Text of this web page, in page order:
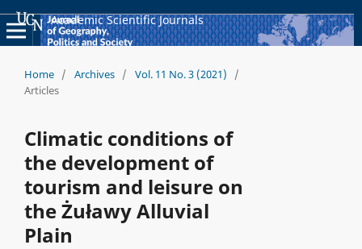
Academic Scientific Journals
Home / Archives / Vol. 11 No. 3 (2021)
/
Articles
Climatic conditions of
the development of
tourism and leisure on
the Żuławy Alluvial
Plain